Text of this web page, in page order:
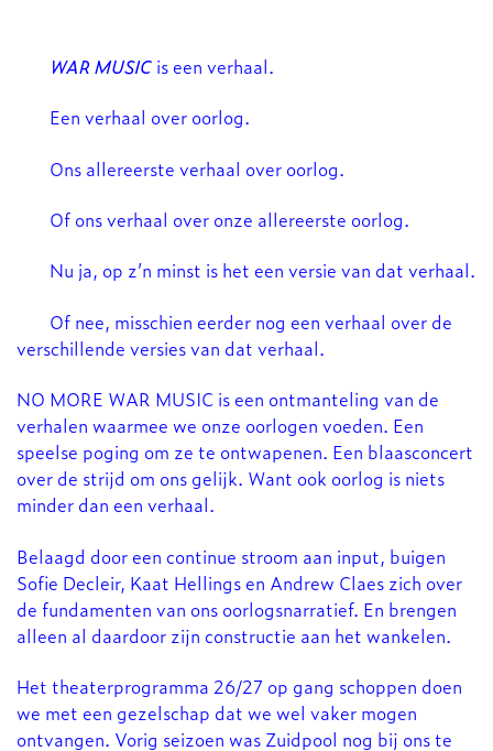
WAR MUSIC is een verhaal.
Een verhaal over oorlog.
Ons allereerste verhaal over oorlog.
Of ons verhaal over onze allereerste oorlog.
Nu ja, op z’n minst is het een versie van dat verhaal.
Of nee, misschien eerder nog een verhaal over de
verschillende versies van dat verhaal.
NO MORE WAR MUSIC is een ontmanteling van de
verhalen waarmee we onze oorlogen voeden. Een
speelse poging om ze te ontwapenen. Een blaasconcert
over de strijd om ons gelijk. Want ook oorlog is niets
minder dan een verhaal.
Belaagd door een continue stroom aan input, buigen
Sofie Decleir, Kaat Hellings en Andrew Claes zich over
de fundamenten van ons oorlogsnarratief. En brengen
alleen al daardoor zijn constructie aan het wankelen.
Het theaterprogramma 26/27 op gang schoppen doen
we met een gezelschap dat we wel vaker mogen
ontvangen. Vorig seizoen was Zuidpool nog bij ons te